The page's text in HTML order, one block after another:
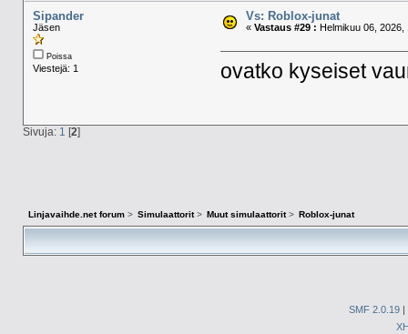
Sipander
Jäsen
Poissa
Viestejä: 1
Vs: Roblox-junat
« Vastaus #29 : Helmikuu 06, 2026,
ovatko kyseiset
Sivuja: 1 [2]
Linjavaihde.net forum> Simulaattorit> Muut simulaattorit> Roblox-junat
SMF 2.0.19